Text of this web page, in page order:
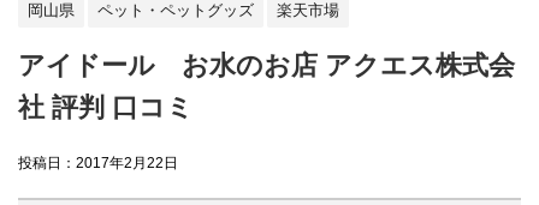
岡山県 ペット・ペットグッズ 楽天市場
アイドール お水のお店 アクエス株式会
社 評判 口コミ
投稿日： 2017年2月22日